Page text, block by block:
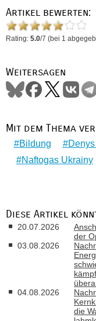
Artikel bewerten:
Rating: 5.0/7 (bei 1
Weitersagen
Mit dem Thema
Bildung Denys
Naftogas Ukrainy
Diese Artikel
20.07.2026
der
03.08.2026
04.08.2026
die